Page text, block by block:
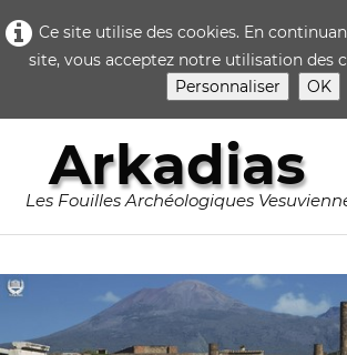
Ce site utilise des cookies. En
site, vous acceptez notre utilisation des
Personnaliser
OK
Arkadias
Les Fouilles Archéologiques
Rome
Pompei